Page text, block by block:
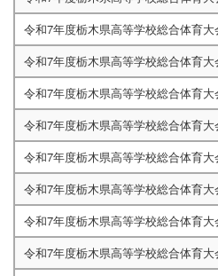
令和7年度栃木県高等学校総合体育
令和7年度栃木県高等学校総合体育
令和7年度栃木県高等学校総合体育
令和7年度栃木県高等学校総合体育
令和7年度栃木県高等学校総合体育
令和7年度栃木県高等学校総合体育
令和7年度栃木県高等学校総合体育
令和7年度栃木県高等学校総合体育